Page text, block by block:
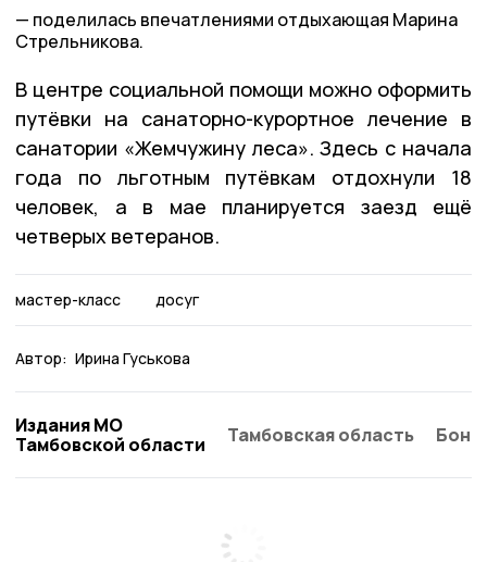
поделилась впечатлениями отдыхающая Марина
Стрельникова.
В центре социальной помощи можно оформить
путёвки на санаторно-курортное лечение в
санатории «Жемчужину леса». Здесь с начала
года по льготным путёвкам отдохнули 18
человек, а в мае планируется заезд ещё
четверых ветеранов.
мастер-класс досуг
Автор: Ирина Гуськова
Издания МО
Тамбовской области
Тамбовская область